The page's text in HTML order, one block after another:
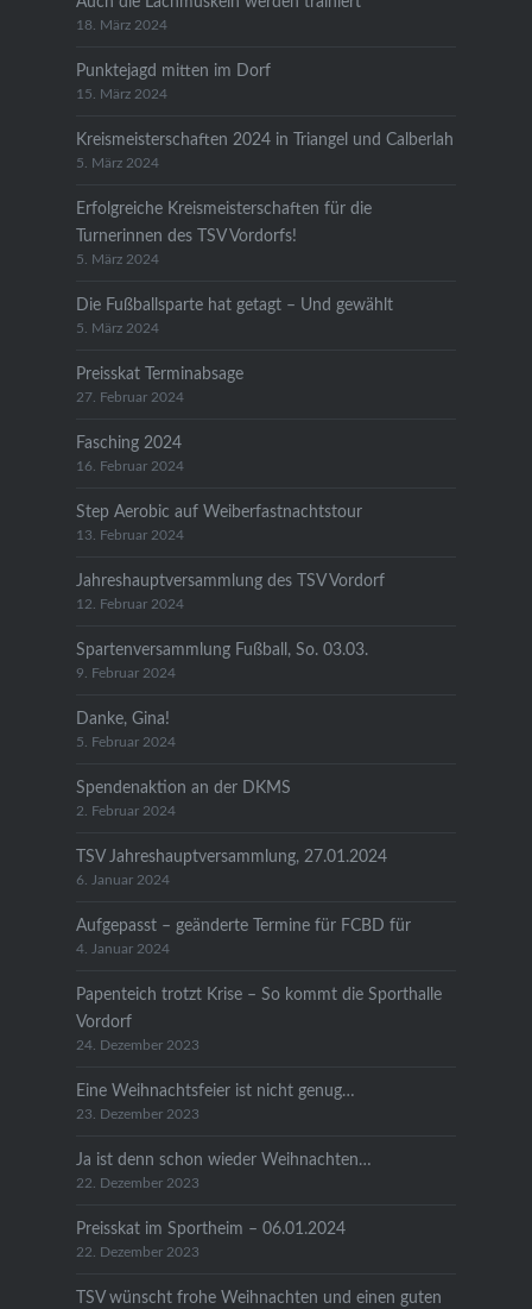
18. März 2024
Punktejagd mitten im Dorf
15. März 2024
Kreismeisterschaften 2024 in Triangel und Calberlah
5. März 2024
Erfolgreiche Kreismeisterschaften für die
Turnerinnen des TSV Vordorfs!
5. März 2024
Die Fußballsparte hat getagt – Und gewählt
5. März 2024
Preisskat Terminabsage
27. Februar 2024
Fasching 2024
16. Februar 2024
Step Aerobic auf Weiberfastnachtstour
13. Februar 2024
Jahreshauptversammlung des TSV Vordorf
12. Februar 2024
Spartenversammlung Fußball, So. 03.03.
9. Februar 2024
Danke, Gina!
5. Februar 2024
Spendenaktion an der DKMS
2. Februar 2024
TSV Jahreshauptversammlung, 27.01.2024
6. Januar 2024
Aufgepasst – geänderte Termine für FCBD für
4. Januar 2024
Papenteich trotzt Krise – So kommt die Sporthalle
Vordorf
24. Dezember 2023
Eine Weihnachtsfeier ist nicht genug…
23. Dezember 2023
Ja ist denn schon wieder Weihnachten…
22. Dezember 2023
Preisskat im Sportheim – 06.01.2024
22. Dezember 2023
TSV wünscht frohe Weihnachten und einen guten